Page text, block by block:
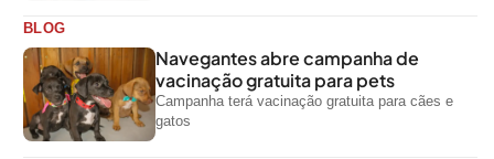
BLOG
Navegantes abre campanha de
vacinação gratuita para pets
Campanha terá vacinação gratuita para cães e
gatos